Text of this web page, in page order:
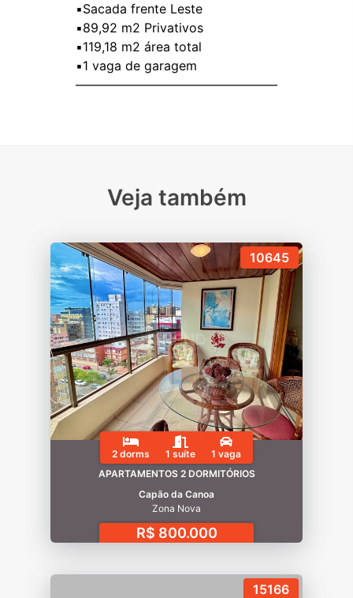
▪️Sacada frente Leste
▪️89,92 m2 Privativos
▪️119,18 m2 área total
▪️1 vaga de garagem
————————————————
Veja também
10645
2 dorms 1 suíte
1 vaga
APARTAMENTOS 2 DORMITÓRIOS
Capão da Canoa
Zona Nova
R$ 800.000
15166